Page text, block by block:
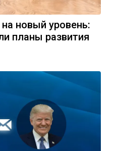
новый уровень:
планы развития